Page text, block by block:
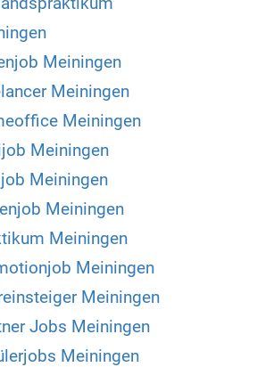
Meiningen
Meiningen
Meiningen
Meiningen
Meiningen
Meiningen
Meiningen
Meiningen
Meiningen
Jobs Meiningen
Meiningen